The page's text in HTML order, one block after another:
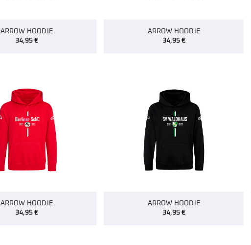
ARROW HOODIE
34,95 €
ARROW HOODIE
34,95 €
ARROW HOODIE
34,95 €
ARROW HOODIE
34,95 €